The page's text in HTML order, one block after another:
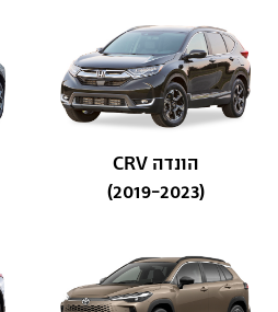
הונדה CRV
(2019-2023)